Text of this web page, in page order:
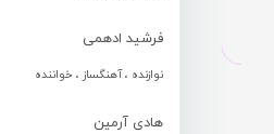
فرشید ادهمی
نوازنده ، آهنگساز ، خواننده
هادی آرمین